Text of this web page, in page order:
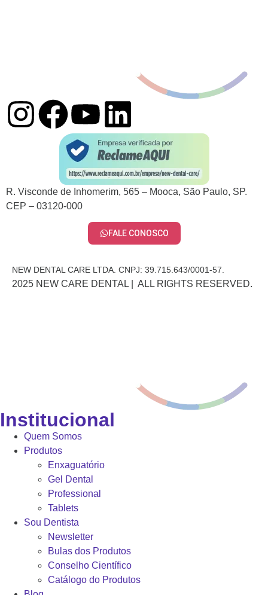
R. Visconde de Inhomerim, 565 – Mooca, São Paulo, SP.
CEP – 03120-000
FALE CONOSCO
NEW DENTAL CARE LTDA. CNPJ: 39.715.643/0001-57.
2025 NEW CARE DENTAL | ALL RIGHTS RESERVED.
Institucional
Quem Somos
Produtos
Enxaguatório
Gel Dental
Professional
Tablets
Sou Dentista
Newsletter
Bulas dos Produtos
Conselho Científico
Catálogo do Produtos